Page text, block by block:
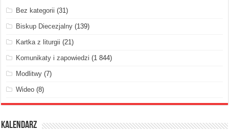
Bez kategorii (31)
Biskup Diecezjalny (139)
Kartka z liturgii (21)
Komunikaty i zapowiedzi (1 844)
Modlitwy (7)
Wideo (8)
Kalendarz